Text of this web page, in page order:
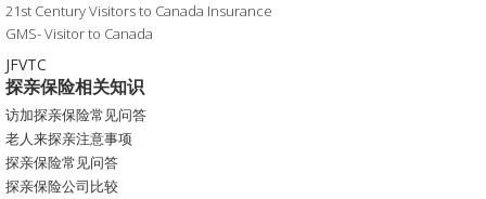
21st Century Visitors to Canada Insurance
GMS- Visitor to Canada
JFVTC
探亲保险相关知识
访加探亲保险常见问答
老人来探亲注意事项
探亲保险常见问答
探亲保险公司比较